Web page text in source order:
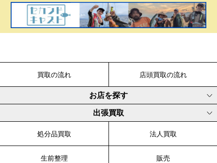
買取の流れ 店頭買取の流れ
お店を探す
出張買取
処分品買取 法人買取
生前整理 販売